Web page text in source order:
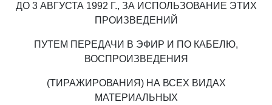
ДО 3 АВГУСТА 1992 Г., ЗА ИСПОЛЬЗОВАНИЕ ЭТИХ
ПРОИЗВЕДЕНИЙ
ПУТЕМ ПЕРЕДАЧИ В ЭФИР И ПО КАБЕЛЮ,
ВОСПРОИЗВЕДЕНИЯ
(ТИРАЖИРОВАНИЯ) НА ВСЕХ ВИДАХ
МАТЕРИАЛЬНЫХ